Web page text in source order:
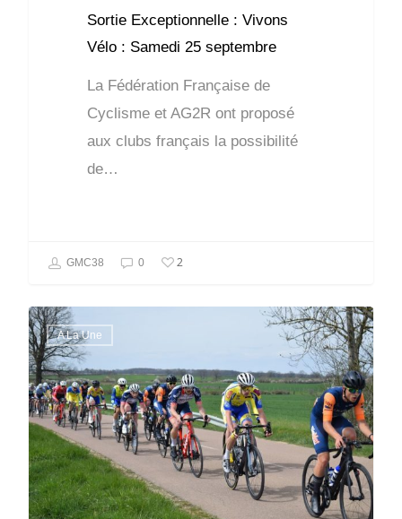
Sortie Exceptionnelle : Vivons
Vélo : Samedi 25 septembre
La Fédération Française de
Cyclisme et AG2R ont proposé
aux clubs français la possibilité
de…
GMC38 0 2
A La Une